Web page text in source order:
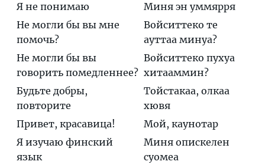
Я не понимаю
Миня эн уммярря
Не могли бы вы мне
помочь?
Войситтеко те
ауттаа минуа?
Не могли бы вы
говорить помедленнее?
Войситтеко пухуа
хитааммин?
Будьте добры,
повторите
Тойстакаа, олкаа
хювя
Привет, красавица!
Мой, каунотар
Я изучаю финский
язык
Миня опискелен
суомeа